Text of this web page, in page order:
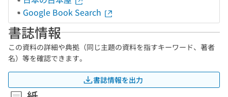
Google Book Search
書誌情報
この資料の詳細や典拠（同じ主題の資料を指すキーワード、著者
名）等を確認できます。
書誌情報を出力